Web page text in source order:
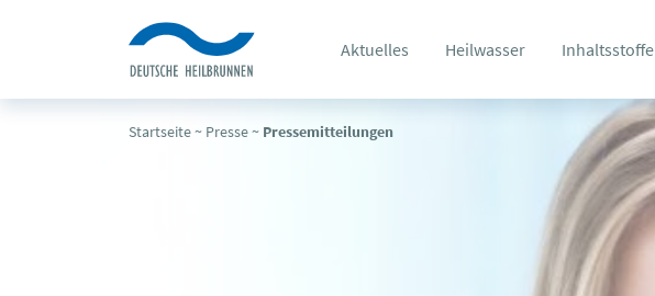
Aktuelles Heilwasser Inhaltsstoffe
Startseite~ Presse~ Pressemitteilungen